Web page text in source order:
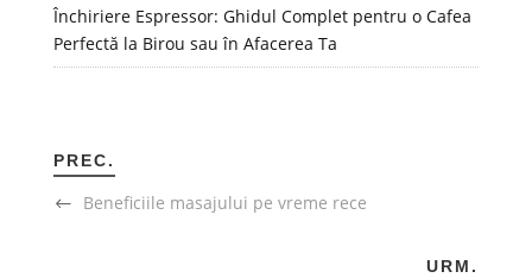
Închiriere Espressor: Ghidul Complet pentru o Cafea
Perfectă la Birou sau în Afacerea Ta
PREC.
Beneficiile masajului pe vreme rece
URM.